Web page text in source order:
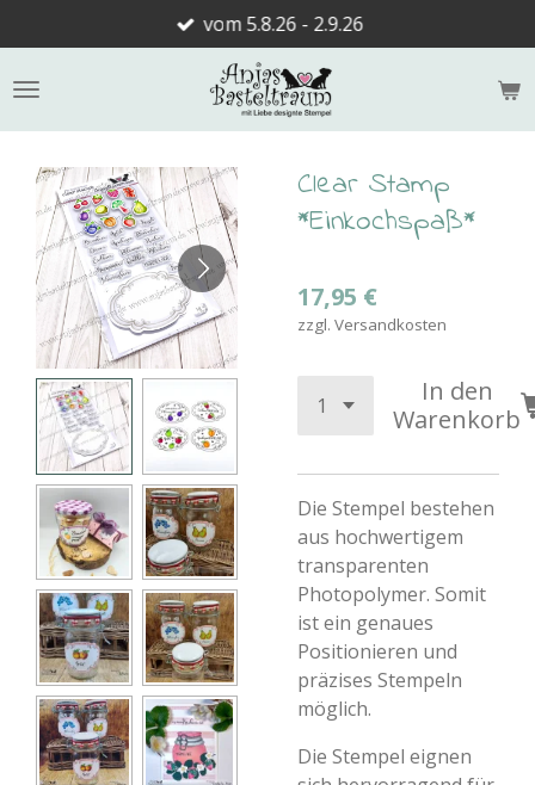
Hauptinhalt
springen
vom 5.8.26 - 2.9.26
Clear Stamp
*Einkochspaß*
17,95 €
zzgl. Versandkosten
In den
Warenkorb
Die Stempel bestehen
aus hochwertigem
transparenten
Photopolymer. Somit
ist ein genaues
Positionieren und
präzises Stempeln
möglich.
Die Stempel eignen